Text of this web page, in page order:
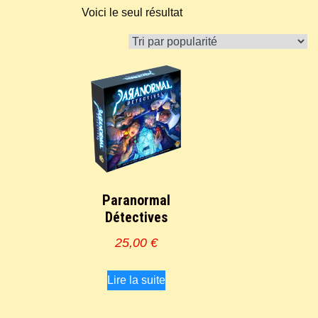
Voici le seul résultat
Paranormal
Détectives
25,00 €
Lire la suite